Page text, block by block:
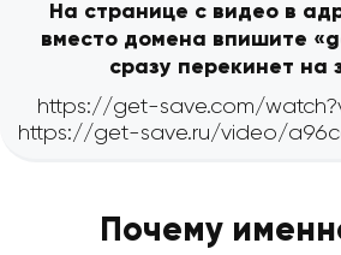
На странице с видео в
вместо домена впишите
сразу перекинет на
Почему